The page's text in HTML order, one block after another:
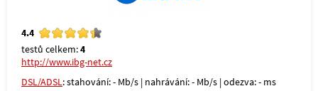
4.4
testů celkem:4
http://www.ibg-net.cz
DSL/ADSL: stahování: - Mb/s | nahrávání: - Mb/s | odezva: - ms